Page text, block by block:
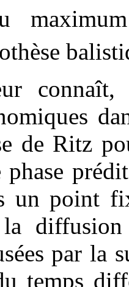
de Ritz
un point
par la
temps